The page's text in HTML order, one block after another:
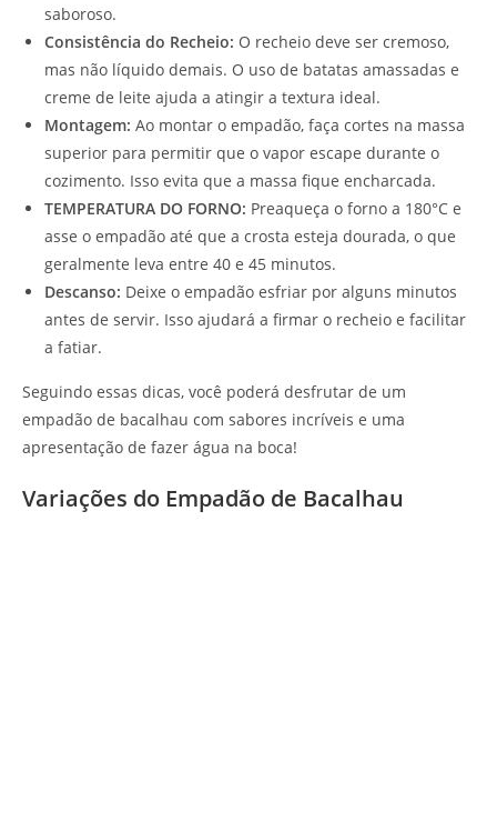
saboroso.
Consistência do Recheio: O recheio deve ser cremoso,
mas não líquido demais. O uso de batatas amassadas e
creme de leite ajuda a atingir a textura ideal.
Montagem: Ao montar o empadão, faça cortes na massa
superior para permitir que o vapor escape durante o
cozimento. Isso evita que a massa fique encharcada.
TEMPERATURA DO FORNO: Preaqueça o forno a 180°C e
asse o empadão até que a crosta esteja dourada, o que
geralmente leva entre 40 e 45 minutos.
Descanso: Deixe o empadão esfriar por alguns minutos
antes de servir. Isso ajudará a firmar o recheio e facilitar
a fatiar.
Seguindo essas dicas, você poderá desfrutar de um
empadão de bacalhau com sabores incríveis e uma
apresentação de fazer água na boca!
Variações do Empadão de Bacalhau